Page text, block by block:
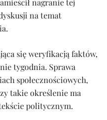
nagranie tej
na temat
się weryfikacją faktów,
tygodnia. Sprawa
społecznościowych,
takie określenie ma
politycznym.